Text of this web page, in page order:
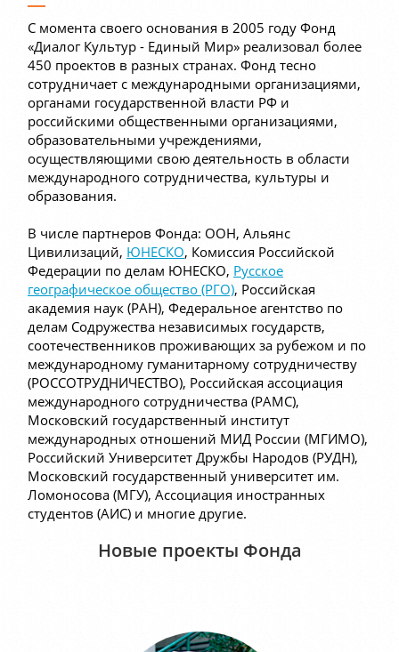
С момента своего основания в 2005 году Фонд
«Диалог Культур - Единый Мир» реализовал более
450 проектов в разных странах. Фонд тесно
сотрудничает с международными организациями,
органами государственной власти РФ и
российскими общественными организациями,
образовательными учреждениями,
осуществляющими свою деятельность в области
международного сотрудничества, культуры и
образования.
В числе партнеров Фонда: ООН, Альянс
Цивилизаций, ЮНЕСКО, Комиссия Российской
Федерации по делам ЮНЕСКО, Русское
географическое общество (РГО), Российская
академия наук (РАН), Федеральное агентство по
делам Содружества независимых государств,
соотечественников проживающих за рубежом и по
международному гуманитарному сотрудничеству
(РОССОТРУДНИЧЕСТВО), Российская ассоциация
международного сотрудничества (РАМС),
Московский государственный институт
международных отношений МИД России (МГИМО),
Российский Университет Дружбы Народов (РУДН),
Московский государственный университет им.
Ломоносова (МГУ), Ассоциация иностранных
студентов (АИС) и многие другие.
Новые проекты Фонда